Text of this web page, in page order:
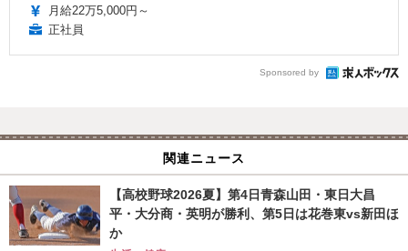
月給22万5,000円～
正社員
Sponsored by
関連ニュース
【高校野球2026夏】第4日青森山田・東日大昌
平・大分商・英明が勝利、第5日は花巻東vs新田ほ
か